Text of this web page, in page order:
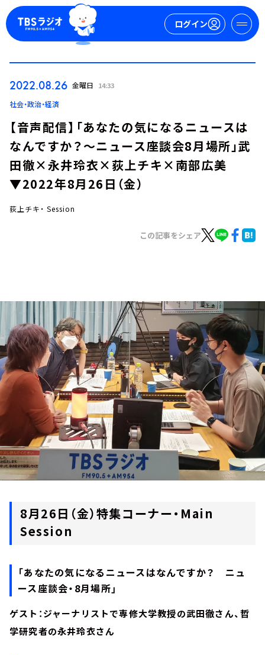
ログイン
今日の番組表
YouTube
会社情報
2022.08.26 金曜日 14:33
社会・政治・経済
【音声配信】「あなたの気になるニュースは
なんですか？～ニュース座談会8月場所」武
田徹×永井玲衣×荻上チキ×南部広美
▼2022年8月26日（金）
荻上チキ・ Session
この記事をシェア
8月26日（金）特集コーナー・Main
Session
「あなたの気になるニュースはなんですか？ ニュ
ース座談会・8月場所」
ゲスト：ジャーナリストで専修大学教授の武田徹さん、哲
学研究者の永井玲衣さん